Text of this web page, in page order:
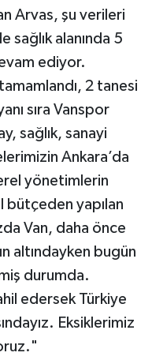
Arvas, şu verileri
sağlık alanında 5
ediyor.
2 tanesi
sıra Vanspor
sağlık, sanayi
Ankara’da
yönetimlerin
bütçeden yapılan
Van, daha önce
altındayken bugün
durumda.
edersek Türkiye
Eksiklerimiz